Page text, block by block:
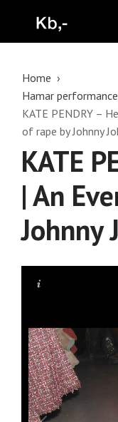
Home
Hamar
KATE PENDRY –
of rape by Johnny
KATE
| An
Johnny